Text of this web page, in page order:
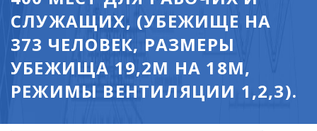
СЛУЖАЩИХ, (УБЕЖИЩЕ НА
373 ЧЕЛОВЕК, РАЗМЕРЫ
УБЕЖИЩА 19,2М НА 18М,
РЕЖИМЫ ВЕНТИЛЯЦИИ 1,2,3).